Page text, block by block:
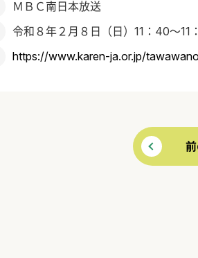
ＭＢＣ南日本放送
令和８年２月８日（日）11：40～11
https://www.karen-ja.or.jp/